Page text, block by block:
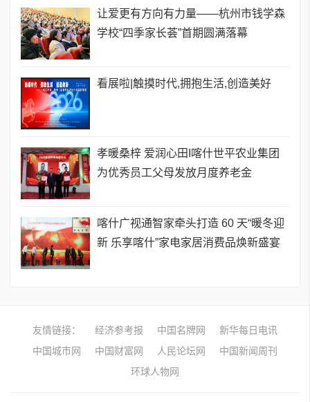
让爱更有方向有力量——杭州市钱学森
学校“四季家长荟”首期圆满落幕
看展啦|触摸时代,拥抱生活,创造美好
孝暖桑梓 爱润心田I喀什世平农业集团
为优秀员工父母发放月度养老金
喀什广视通智家牵头打造 60 天​“暖冬迎
新 乐享喀什”家电家居消费品焕新盛宴
友情链接： 经济参考报 中国名牌网
新华每日电讯
中国城市网
中国财富网 人民论坛网
中国新闻周刊
环球人物网